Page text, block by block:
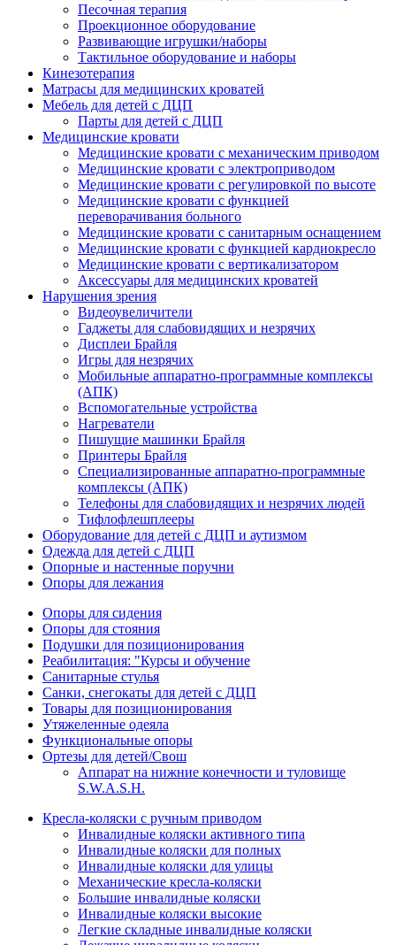
Песочная терапия
Проекционное оборудование
Развивающие игрушки/наборы
Тактильное оборудование и наборы
Кинезотерапия
Матрасы для медицинских кроватей
Мебель для детей с ДЦП
Парты для детей с ДЦП
Медицинские кровати
Медицинские кровати с механическим приводом
Медицинские кровати с электроприводом
Медицинские кровати с регулировкой по высоте
Медицинские кровати с функцией
переворачивания больного
Медицинские кровати с санитарным оснащением
Медицинские кровати с функцией кардиокресло
Медицинские кровати с вертикализатором
Аксессуары для медицинских кроватей
Нарушения зрения
Видеоувеличители
Гаджеты для слабовидящих и незрячих
Дисплеи Брайля
Игры для незрячих
Мобильные аппаратно-программные комплексы
(АПК)
Вспомогательные устройства
Нагреватели
Пишущие машинки Брайля
Принтеры Брайля
Специализированные аппаратно-программные
комплексы (АПК)
Телефоны для слабовидящих и незрячих людей
Тифлофлешплееры
Оборудование для детей с ДЦП и аутизмом
Одежда для детей с ДЦП
Опорные и настенные поручни
Опоры для лежания
Опоры для сидения
Опоры для стояния
Подушки для позиционирования
Реабилитация: "Курсы и обучение
Санитарные стулья
Санки, снегокаты для детей с ДЦП
Товары для позиционирования
Утяжеленные одеяла
Функциональные опоры
Ортезы для детей/Свош
Аппарат на нижние конечности и туловище
S.W.A.S.H.
Кресла-коляски с ручным приводом
Инвалидные коляски активного типа
Инвалидные коляски для полных
Инвалидные коляски для улицы
Механические кресла-коляски
Большие инвалидные коляски
Инвалидные коляски высокие
Легкие складные инвалидные коляски